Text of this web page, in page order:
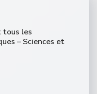
tous les
– Sciences et